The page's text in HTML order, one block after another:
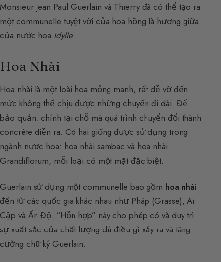
Monsieur Jean Paul Guerlain và Thierry đã có thể tạo ra
một communelle tuyệt vời của hoa hồng là hương giữa
của nước hoa Idylle.
Hoa Nhài
Hoa nhài là một loài hoa mỏng manh, rất dễ vỡ đến
mức không thể chịu được những chuyến đi dài. Để
bảo quản, chính tại chỗ mà quá trình chuyển đổi thành
concrète diễn ra. Có hai giống được sử dụng trong
ngành nước hoa: hoa nhài sambac và hoa nhài
Grandiflorum, mỗi loại có một mặt đặc biệt.
Guerlain sử dụng một communelle bao gồm hoa nhài
đến từ các quốc gia khác nhau như Pháp (Grasse), Ai
Cập và Ấn Độ. “Hỗn hợp” này cho phép có và duy trì
sự xuất sắc của chất lượng dù điều gì xảy ra và tăng
cường chữ ký Guerlain.